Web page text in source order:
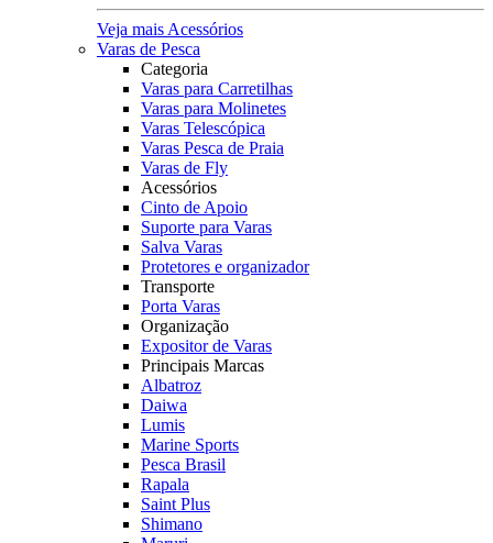
Veja mais Acessórios
Varas de Pesca
Categoria
Varas para Carretilhas
Varas para Molinetes
Varas Telescópica
Varas Pesca de Praia
Varas de Fly
Acessórios
Cinto de Apoio
Suporte para Varas
Salva Varas
Protetores e organizador
Transporte
Porta Varas
Organização
Expositor de Varas
Principais Marcas
Albatroz
Daiwa
Lumis
Marine Sports
Pesca Brasil
Rapala
Saint Plus
Shimano